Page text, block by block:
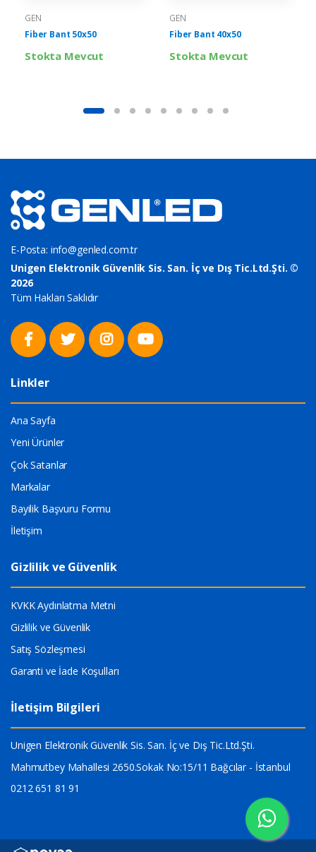
GEN
Fiber Bant 50x50
Stokta Mevcut
GEN
Fiber Bant 40x50
Stokta Mevcut
E-Posta: info@genled.com.tr
Unigen Elektronik Güvenlik Sis. San. İç ve Dış Tic.Ltd.Şti. ©
2026
Tüm Hakları Saklıdır
Linkler
Ana Sayfa
Yeni Ürünler
Çok Satanlar
Markalar
Bayilik Başvuru Formu
İletişim
Gizlilik ve Güvenlik
KVKK Aydınlatma Metni
Gizlilik ve Güvenlik
Satış Sözleşmesi
Garanti ve İade Koşulları
İletişim Bilgileri
Unigen Elektronik Güvenlik Sis. San. İç ve Dış Tic.Ltd.Şti.
Mahmutbey Mahallesi 2650.Sokak No:15/11 Bağcılar - İstanbul
0212 651 81 91